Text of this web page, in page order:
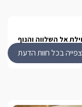
וילת אל השלווה והנוף
צפייה בכל חוות הדעת